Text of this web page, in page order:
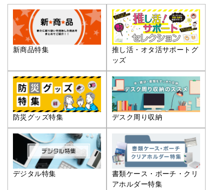
新商品特集
推し活・オタ活サポートグ
ッズ
防災グッズ特集 デスク周り収納
デジタル特集
書類ケース・ポーチ・クリ
アホルダー特集